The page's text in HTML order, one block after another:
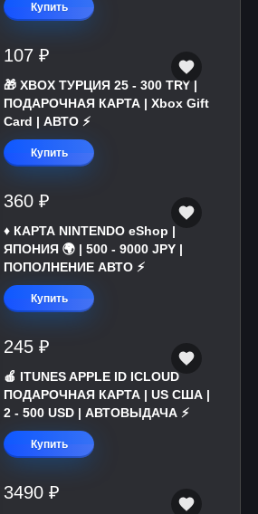
Купить
107 ₽
🎁 XBOX ТУРЦИЯ 25 - 300 TRY |
ПОДАРОЧНАЯ КАРТА | Xbox Gift
Card | АВТО ⚡
Купить
360 ₽
♦️ КАРТА NINTENDO eShop |
ЯПОНИЯ 🌍 | 500 - 9000 JPY |
ПОПОЛНЕНИЕ АВТО ⚡
Купить
245 ₽
🍎 ITUNES APPLE ID ICLOUD
ПОДАРОЧНАЯ КАРТА | US США |
2 - 500 USD | АВТОВЫДАЧА ⚡️
Купить
3490 ₽